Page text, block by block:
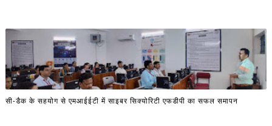
सी-डैक के सहयोग से एमआईईटी में साइबर सिक्योरिटी एफडीपी का सफल समापन